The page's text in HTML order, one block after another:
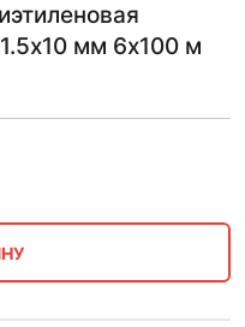
мм 6х100 м